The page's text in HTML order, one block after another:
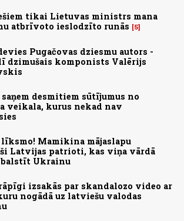
tikai Lietuvas ministrs mana
atbrīvoto ieslodzīto runās
5
Pugačovas dziesmu autors -
dzimušais komponists Valērijs
desmitiem sūtījumus no
veikala, kurus nekad nav
Mamikina mājaslapu
Latvijas patrioti, kas viņa vārdā
Ukrainu
izsakās par skandalozo video ar
nogādā uz latviešu valodas